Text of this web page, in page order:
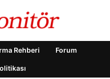
Rehberi Forum